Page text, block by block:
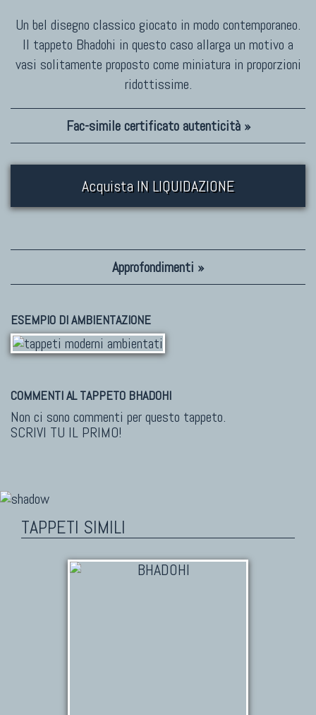
Un bel disegno classico giocato in modo contemporaneo.
Il tappeto Bhadohi in questo caso allarga un motivo a
vasi solitamente proposto come miniatura in proporzioni
ridottissime.
Fac-simile certificato autenticità »
Acquista IN LIQUIDAZIONE
Approfondimenti »
ESEMPIO DI AMBIENTAZIONE
COMMENTI AL TAPPETO BHADOHI
Non ci sono commenti per questo tappeto.
SCRIVI TU IL PRIMO!
TAPPETI SIMILI